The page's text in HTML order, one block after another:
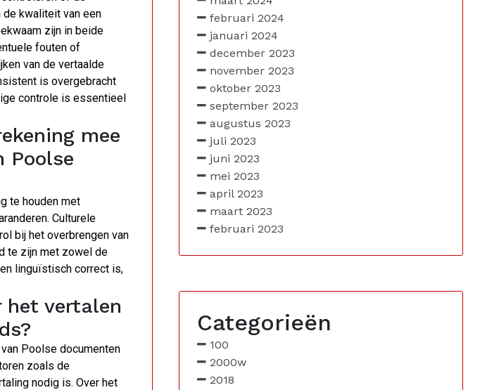
kwaliteit van een
zijn in beide
fouten of
van de vertaalde
is overgebracht
controle is essentieel
mee
Poolse
te houden met
Culturele
bij het overbrengen van
te zijn met zowel de
linguïstisch correct is,
het vertalen
Poolse documenten
zoals de
nodig is. Over het
februari 2024
januari 2024
december 2023
november 2023
oktober 2023
september 2023
augustus 2023
juli 2023
juni 2023
mei 2023
april 2023
maart 2023
februari 2023
Categorieën
100
2000w
2018